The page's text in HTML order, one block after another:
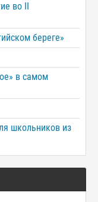
во II
береге»
в самом
школьников из